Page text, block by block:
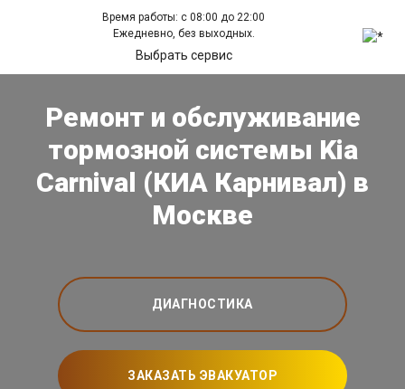
Время работы: с 08:00 до 22:00
Ежедневно, без выходных.
Выбрать сервис
Ремонт и обслуживание
тормозной системы Kia
Carnival (КИА Карнивал) в
Москве
ДИАГНОСТИКА
ЗАКАЗАТЬ ЭВАКУАТОР